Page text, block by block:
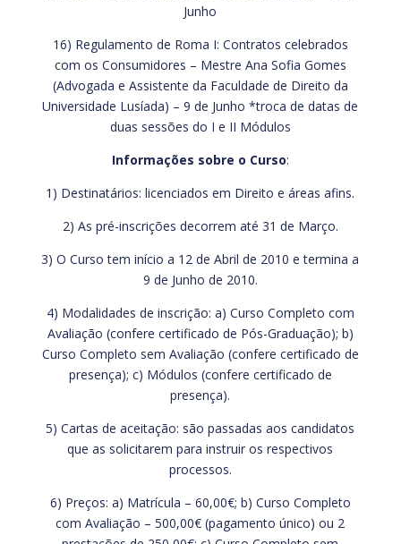
Junho
16) Regulamento de Roma I: Contratos celebrados
com os Consumidores – Mestre Ana Sofia Gomes
(Advogada e Assistente da Faculdade de Direito da
Universidade Lusíada) – 9 de Junho *troca de datas de
duas sessões do I e II Módulos
Informações sobre o Curso:
1) Destinatários: licenciados em Direito e áreas afins.
2) As pré-inscrições decorrem até 31 de Março.
3) O Curso tem início a 12 de Abril de 2010 e termina a
9 de Junho de 2010.
4) Modalidades de inscrição: a) Curso Completo com
Avaliação (confere certificado de Pós-Graduação); b)
Curso Completo sem Avaliação (confere certificado de
presença); c) Módulos (confere certificado de
presença).
5) Cartas de aceitação: são passadas aos candidatos
que as solicitarem para instruir os respectivos
processos.
6) Preços: a) Matrícula – 60,00€; b) Curso Completo
com Avaliação – 500,00€ (pagamento único) ou 2